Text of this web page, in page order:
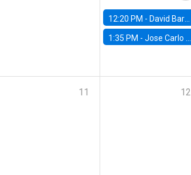
12:20 PM - David Bardey, Universidad de los Andes - CEDE
1:35 PM -Jose Carlo Bermudez, UC (ME) & World Bank
11 12